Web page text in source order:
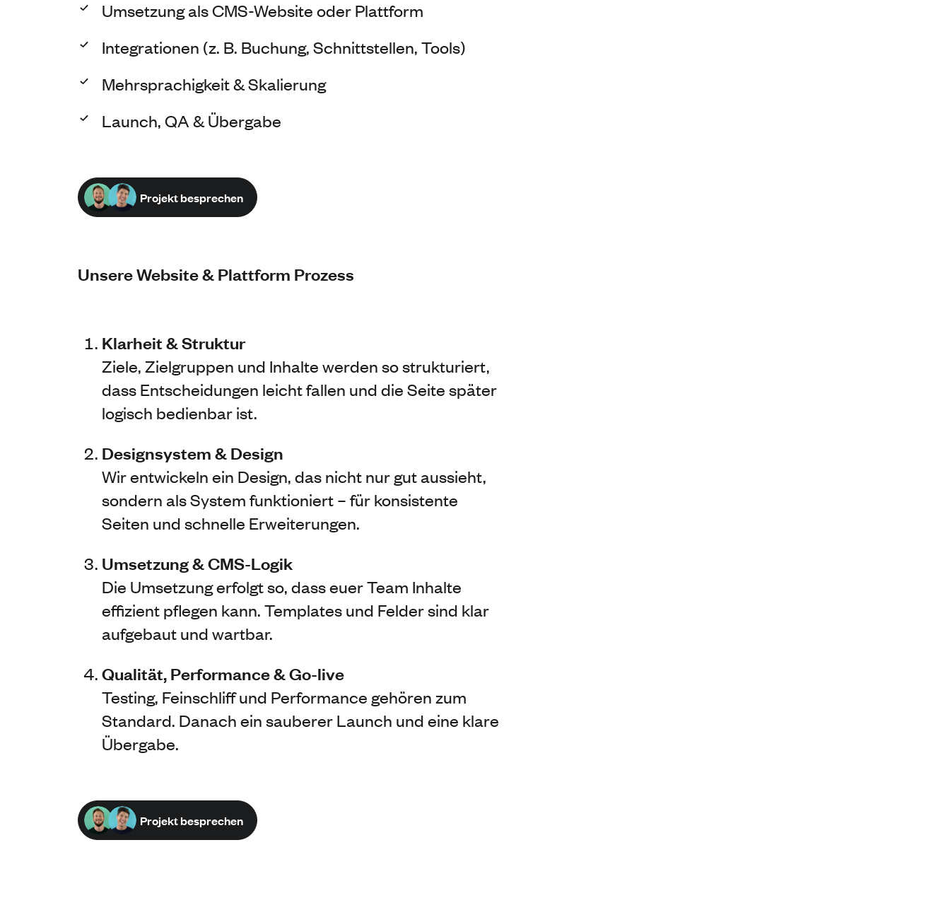
Umsetzung als CMS-Website oder Plattform
Integrationen (z. B. Buchung, Schnittstellen, Tools)
Mehrsprachigkeit & Skalierung
Launch, QA & Übergabe
Projekt besprechen
Unsere Website & Plattform Prozess
Klarheit & Struktur
Ziele, Zielgruppen und Inhalte werden so strukturiert,
dass Entscheidungen leicht fallen und die Seite später
logisch bedienbar ist.
Designsystem & Design
Wir entwickeln ein Design, das nicht nur gut aussieht,
sondern als System funktioniert – für konsistente
Seiten und schnelle Erweiterungen.
Umsetzung & CMS-Logik
Die Umsetzung erfolgt so, dass euer Team Inhalte
effizient pflegen kann. Templates und Felder sind klar
aufgebaut und wartbar.
Qualität, Performance & Go-live
Testing, Feinschliff und Performance gehören zum
Standard. Danach ein sauberer Launch und eine klare
Übergabe.
Projekt besprechen